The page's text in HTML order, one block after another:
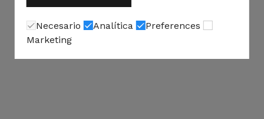
Necesario Analítica
Preferences
Marketing